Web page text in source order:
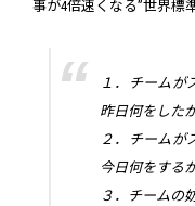
事が4倍速くなる”世界標
１．チームが
昨日何をした
２．チームが
今日何をする
３．チームの